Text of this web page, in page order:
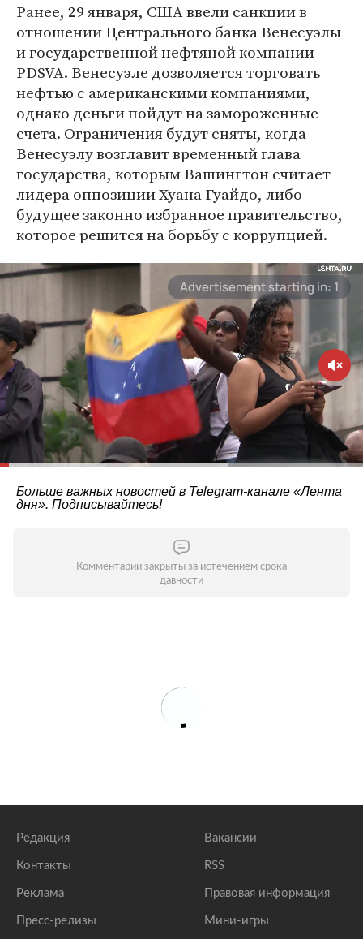
Ранее, 29 января, США ввели санкции в
отношении Центрального банка Венесуэлы
и государственной нефтяной компании
PDSVA. Венесуэле дозволяется торговать
нефтью с американскими компаниями,
однако деньги пойдут на замороженные
счета. Ограничения будут сняты, когда
Венесуэлу возглавит временный глава
государства, которым Вашингтон считает
лидера оппозиции Хуана Гуайдо, либо
будущее законно избранное правительство,
которое решится на борьбу с коррупцией.
Больше важных новостей в Telegram-канале «Лента
дня». Подписывайтесь!
Комментарии закрыты за истечением срока
давности
Редакция
Контакты
Реклама
Пресс-релизы
Вакансии
RSS
Правовая информация
Мини-игры